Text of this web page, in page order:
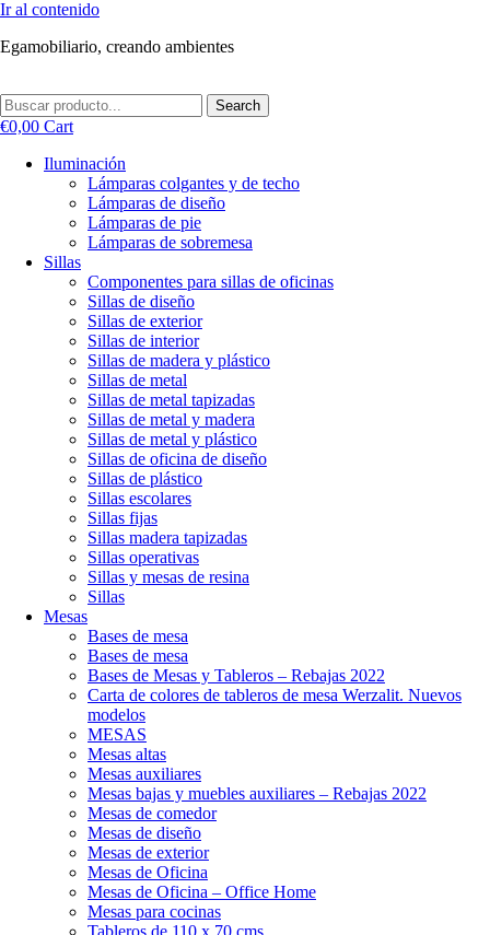
Ir al contenido
Egamobiliario, creando ambientes
Search
€0,00 Cart
Iluminación
Lámparas colgantes y de techo
Lámparas de diseño
Lámparas de pie
Lámparas de sobremesa
Sillas
Componentes para sillas de oficinas
Sillas de diseño
Sillas de exterior
Sillas de interior
Sillas de madera y plástico
Sillas de metal
Sillas de metal tapizadas
Sillas de metal y madera
Sillas de metal y plástico
Sillas de oficina de diseño
Sillas de plástico
Sillas escolares
Sillas fijas
Sillas madera tapizadas
Sillas operativas
Sillas y mesas de resina
Sillas
Mesas
Bases de mesa
Bases de mesa
Bases de Mesas y Tableros – Rebajas 2022
Carta de colores de tableros de mesa Werzalit. Nuevos
modelos
MESAS
Mesas altas
Mesas auxiliares
Mesas bajas y muebles auxiliares – Rebajas 2022
Mesas de comedor
Mesas de diseño
Mesas de exterior
Mesas de Oficina
Mesas de Oficina – Office Home
Mesas para cocinas
Tableros de 110 x 70 cms